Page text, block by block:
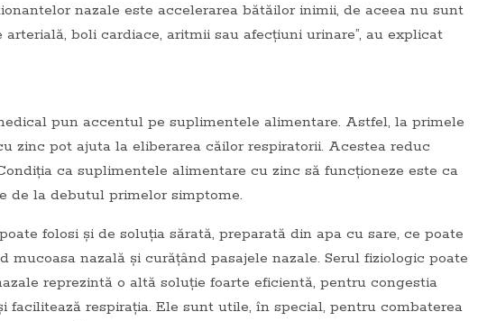
nazale este accelerarea bătăilor inimii, de aceea nu sunt
boli cardiace, aritmii sau afecţiuni urinare”, au explicat
pun accentul pe suplimentele alimentare. Astfel, la primele
zinc pot ajuta la eliberarea căilor respiratorii. Acestea reduc
ca suplimentele alimentare cu zinc să funcţioneze este ca
de la debutul primelor simptome.
folosi şi de soluţia sărată, preparată din apa cu sare, ce poate
nazală şi curăţând pasajele nazale. Serul fiziologic poate
reprezintă o altă soluţie foarte eficientă, pentru congestia
facilitează respiraţia. Ele sunt utile, în special, pentru combaterea